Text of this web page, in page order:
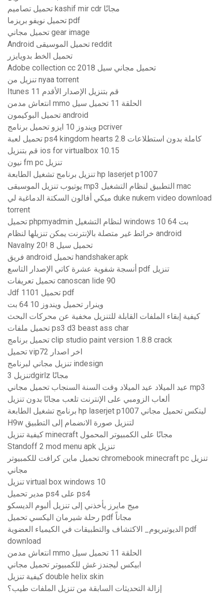
تحميل تصاميم kashif mir cdr مجانًا
تحميل نويفو بريزما pdf
تحميل مجاني gear image
Android تحميل الموسيقى reddit
تحميل الخط بدويايزر
Adobe collection cc 2018 تحميل مجاني سيل
تنزيل من nyaa torrent
Itunes قم بتنزيل الإصدار الأقدم 11
انتعاش مدمن mmo الحلقة 11 تحميل سيل
تحميل البوكيمون android
ويندوز 10 ايزو تحميل برنامج pcriver
تحميل لعبة ps4 kingdom hearts 2.8 كاملة بدون استطلاعات
قم بتنزيل ios for virtualbox 10.15
نيون fm pc تنزيل
تنزيل برنامج تشغيل الطابعة hp laserjet p1007
يوتيوب تنزيل الموسيقى mp3 التطبيق لنظام التشغيل mac
ميكي أفالون السكتة الدماغية لي duke nukem video download
torrent
تحميل phpmyadmin لنظام التشغيل windows 10 64 بت
خرائط غير متصلة بالإنترنت يمكن تنزيلها لنظام android
Navalny 20! 8 تحميل سيل
فريق android تحميل handshaker.apk
أنسجة شفوية عشرة كاتي الإصدار التاسع pdf تنزيل
تحميل تعريفات canoscan lide 90
Jdf 1101 تحميل pdf
وينرار تحميل ويندوز 10 64 بت
كيفية إبقاء الملفات القابلة للتنزيل مخفية عن محركات البحث
تحميل ملفات ps3 d3 beast ass char
تحميل برنامج clip studio paint version 1.8.8 crack
تحميل vip72 اخر اصدار
تنزيل مجاني لبرنامج indesign
تنزيل 3dgirlz مجانًا
عيد الميلاد عيد الميلاد وقت السنة السنجاب تحميل مجاني mp3
ألعاب الزومبي على الإنترنت تلعب مجانًا بدون تنزيل
برنامج تشغيل الطابعة hp laserjet p1007 لينكس تحميل مجاني
H9w لتنزيل صورة الانضمام إلى التطبيق
كيفية تنزيل minecraft مجانًا على الكمبيوتر المحمول
Standoff 2 mod menu apk تنزيل
تحميل ماين كرافت للكمبيوتر chromebook minecraft pc تنزيل
مجاني
تنزيل virtual box windows 10
مدير تحميل ps4 على ps4
ميج مايرز يأخذني إلى تنزيل ألبوم الديسكو
رحلة شيرمان اليكسي تحميل pdf مجاناً
الديوتيريوم_ الاكتشاف والتطبيقات في الكيمياء العضوية pdf
download
انتعاش مدمن mmo الحلقة 11 تحميل سيل
ابيكس ليجندز غش للكمبيوتر تحميل مجاني
كيفية تنزيل double helix skin
إزالة التحديثات السابقة من تنزيل الملفات طيب؟